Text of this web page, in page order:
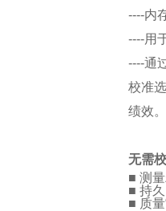
----内
----用
----通
校准
绩效
无需
■ 测
■ 持
■ 质